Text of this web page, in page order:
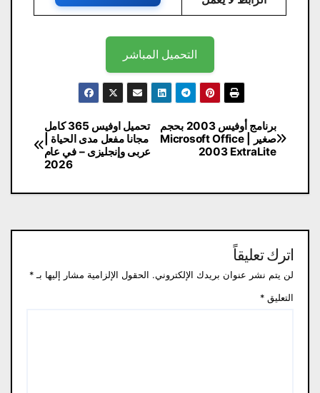
التحميل المباشر
تصفّح
المقالات
تحميل اوفيس 365 كامل
مجانا مفعل مدى الحياة |
عربى وإنجليزى – في عام
2026
برنامج أوفيس 2003 بحجم
صغير | Microsoft Office
2003 ExtraLite
اترك تعليقاً
لن يتم نشر عنوان بريدك الإلكتروني. الحقول الإلزامية مشار إليها بـ *
التعليق *